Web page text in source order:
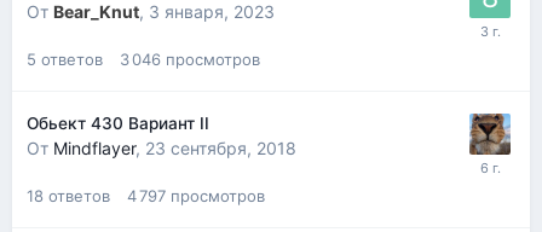
От Bear_Knut, 3 января, 2023
5 ответов 3 046 просмотров
Обьект 430 Вариант II
От Mindflayer, 23 сентября, 2018
18 ответов 4 797 просмотров